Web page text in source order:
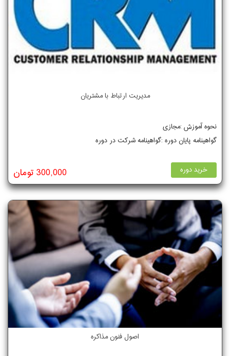
مدیریت ارتباط با مشتریان
نحوه آموزش :مجازی
گواهینامه پایان دوره :گواهینامه شرکت در دوره
خرید دوره 300,000 تومان
اصول فنون مذاکره